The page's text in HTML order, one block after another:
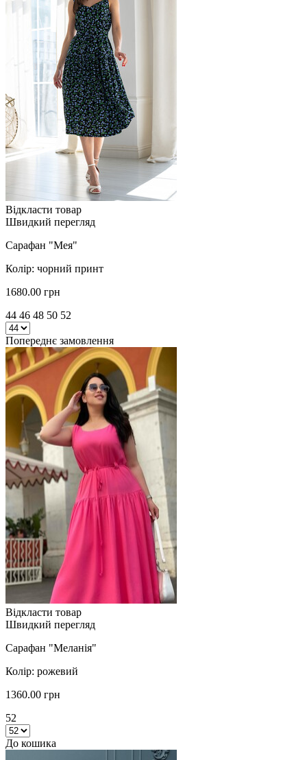
Відкласти товар
Швидкий перегляд
Сарафан "Мея"
Колір: чорний принт
1680.00 грн
44 46 48 50 52
Попереднє замовлення
Відкласти товар
Швидкий перегляд
Сарафан "Меланія"
Колір: рожевий
1360.00 грн
52
До кошика